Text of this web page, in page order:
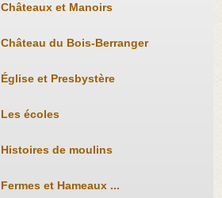
Châteaux et Manoirs
Château du Bois-Berranger
Église et Presbystère
Les écoles
Histoires de moulins
Fermes et Hameaux ...